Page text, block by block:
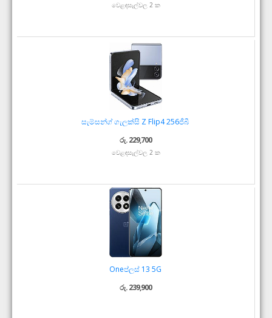
වෙළඳසැල්වල 2 ක
සැම්සන්ග් ගැලක්සි Z Flip4 256ජීබී
රු. 229,700
වෙළඳසැල්වල 2 ක
Oneප්ලස් 13 5G
රු. 239,900